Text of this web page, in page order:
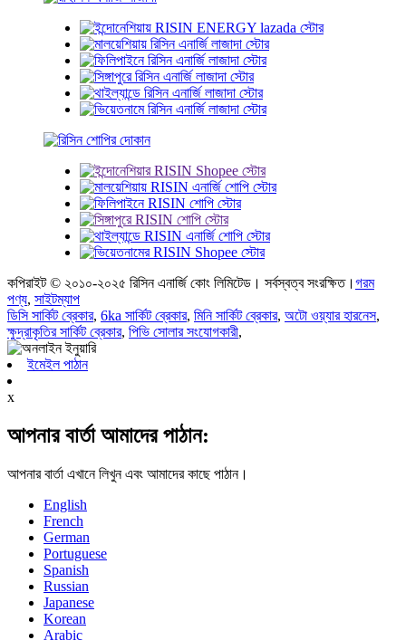
কপিরাইট © ২০১০-২০২৫ রিসিন এনার্জি কোং লিমিটেড। সর্বস্বত্ব সংরক্ষিত। গরম
পণ্য, সাইটম্যাপ
ডিসি সার্কিট ব্রেকার, 6ka সার্কিট ব্রেকার, মিনি সার্কিট ব্রেকার, অটো ওয়্যার হারনেস,
ক্ষুদ্রাকৃতির সার্কিট ব্রেকার, পিভি সোলার সংযোগকারী,
ইমেইল পাঠান
x
আপনার বার্তা আমাদের পাঠান:
আপনার বার্তা এখানে লিখুন এবং আমাদের কাছে পাঠান।
English
French
German
Portuguese
Spanish
Russian
Japanese
Korean
Arabic